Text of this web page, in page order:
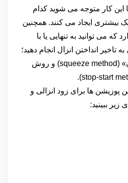
این کار متوجه می شوید کدام
بیشتری ایجاد می کنند. همچنین
که می توانید به تنهایی یا با
تاخیر انداختن انزال انجام دهید؛
مثل روش «فشار دادن» (squeeze method) و روش
پوزیشن ها برای زود انزالی و
ببینید: